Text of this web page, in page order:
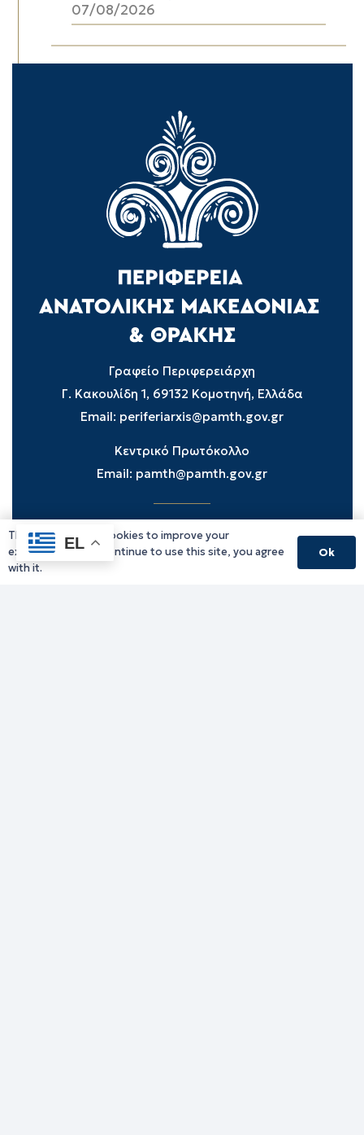
07/08/2026
Γραφείο Περιφερειάρχη
Γ. Κακουλίδη 1, 69132 Κομοτηνή, Ελλάδα
Email: periferiarxis@pamth.gov.gr
Κεντρικό Πρωτόκολλο
Email: pamth@pamth.gov.gr
Υπηρεσίες Δράμας
Υπηρεσίες Καβάλας
EL
This website uses cookies to improve your
experience. If you continue to use this site, you agree
with it.
Ok